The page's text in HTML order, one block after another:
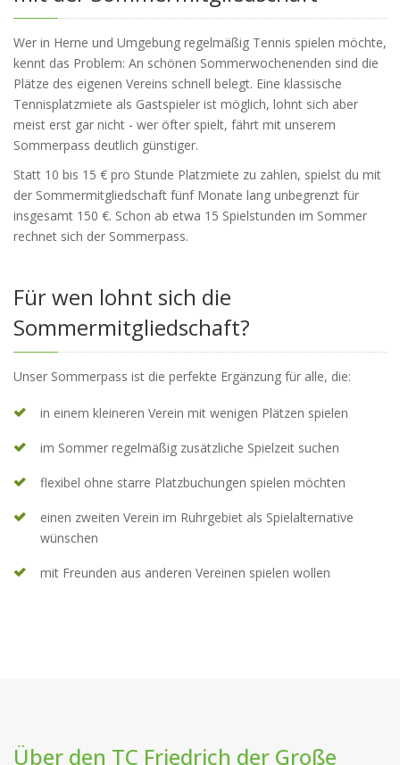
Wer in Herne und Umgebung regelmäßig Tennis spielen möchte,
kennt das Problem: An schönen Sommerwochenenden sind die
Plätze des eigenen Vereins schnell belegt. Eine klassische
Tennisplatzmiete als Gastspieler ist möglich, lohnt sich aber
meist erst gar nicht - wer öfter spielt, fährt mit unserem
Sommerpass deutlich günstiger.
Statt 10 bis 15 € pro Stunde Platzmiete zu zahlen, spielst du mit
der Sommermitgliedschaft fünf Monate lang unbegrenzt für
insgesamt 150 €. Schon ab etwa 15 Spielstunden im Sommer
rechnet sich der Sommerpass.
Für wen lohnt sich die
Sommermitgliedschaft?
Unser Sommerpass ist die perfekte Ergänzung für alle, die:
in einem kleineren Verein mit wenigen Plätzen spielen
im Sommer regelmäßig zusätzliche Spielzeit suchen
flexibel ohne starre Platzbuchungen spielen möchten
einen zweiten Verein im Ruhrgebiet als Spielalternative
wünschen
mit Freunden aus anderen Vereinen spielen wollen
Über den TC Friedrich der Große